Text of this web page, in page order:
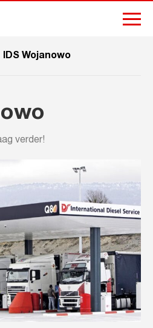
IDS Wojanowo
verder!